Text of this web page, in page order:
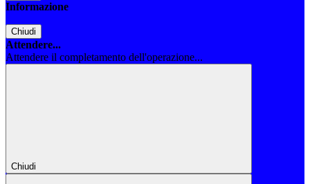
Informazione
Chiudi
Attendere...
Attendere il completamento dell'operazione...
Chiudi